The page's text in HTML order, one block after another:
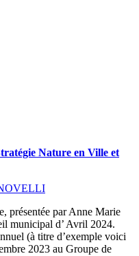
Nature en Ville et
présentée par Anne Marie
municipal d’ Avril 2024.
(à titre d’exemple voici
2023 au Groupe de